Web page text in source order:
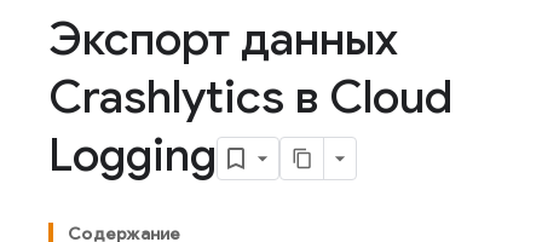
Экспорт данных
Crashlytics в Cloud
Logging
Содержание